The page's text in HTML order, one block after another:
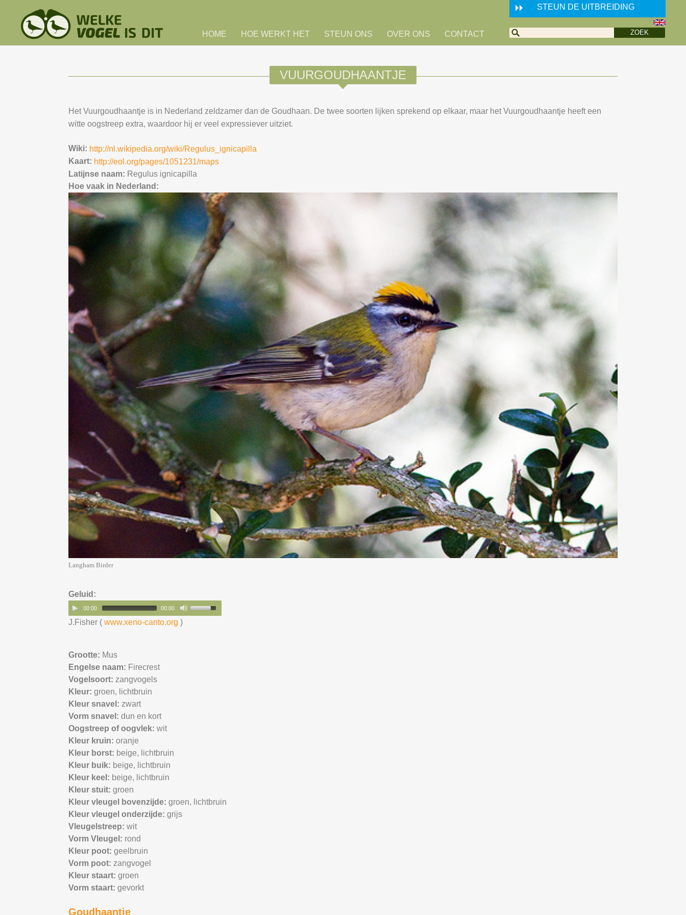
STEUN DE UITBREIDING
HOME HOE WERKT HET STEUN ONS OVER ONS CONTACT
VUURGOUDHAANTJE
Het Vuurgoudhaantje is in Nederland zeldzamer dan de Goudhaan. De twee soorten lijken sprekend op elkaar, maar het Vuurgoudhaantje heeft een
witte oogstreep extra, waardoor hij er veel expressiever uitziet.
Wiki: http://nl.wikipedia.org/wiki/Regulus_ignicapilla
Kaart: http://eol.org/pages/1051231/maps
Latijnse naam: Regulus ignicapilla
Hoe vaak in Nederland:
Langham Birder
Geluid:
00:00 00:00
J.Fisher (www.xeno-canto.org )
Grootte: Mus
Engelse naam: Firecrest
Vogelsoort: zangvogels
Kleur:groen, lichtbruin
Kleur snavel: zwart
Vorm snavel:dun en kort
Oogstreep of oogvlek:wit
Kleur kruin:oranje
Kleur borst: beige, lichtbruin
Kleur buik: beige, lichtbruin
Kleur keel: beige, lichtbruin
Kleur stuit:groen
Kleur vleugel bovenzijde:groen, lichtbruin
Kleur vleugel onderzijde:grijs
Vleugelstreep:wit
Vorm Vleugel: rond
Kleur poot:geelbruin
Vorm poot: zangvogel
Kleur staart:groen
Vorm staart:gevorkt
Goudhaantje